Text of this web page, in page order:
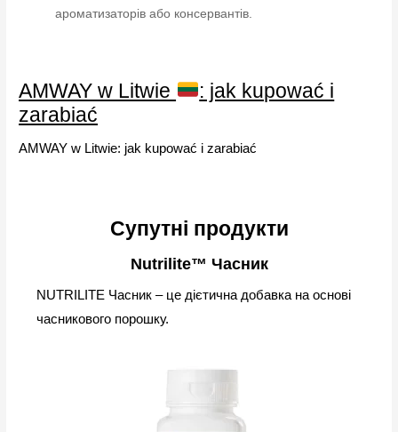
ароматизаторів або консервантів.
AMWAY w Litwie
: jak kupować i
zarabiać
AMWAY w Litwie: jak kupować i zarabiać
Супутні продукти
Nutrilite™ Часник
NUTRILITE Часник – це дієтична добавка на основі
часникового порошку.